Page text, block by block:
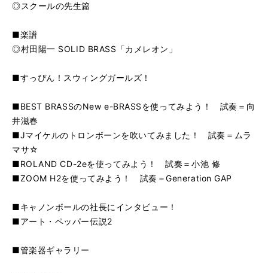
◎スクールの先生篇
■楽譜
◎村田陽一 SOLID BRASS「カメレオン」
■すっぴん！スウィングガールズ！
■BEST BRASSのNew e-BRASSを使ってみよう！ 試奏＝向
井滋春
■Jマイケルのトロンボーンを吹いてみました！ 試奏＝ムラ
マサ☆
■ROLAND CD-2eを使ってみよう！ 試奏＝小池 修
■ZOOM H2を使ってみよう！ 試奏＝Generation GAP
■キャノンボールの社長にインタビュー！
■アート・ペッパー伝説2
■管楽器ギャラリー